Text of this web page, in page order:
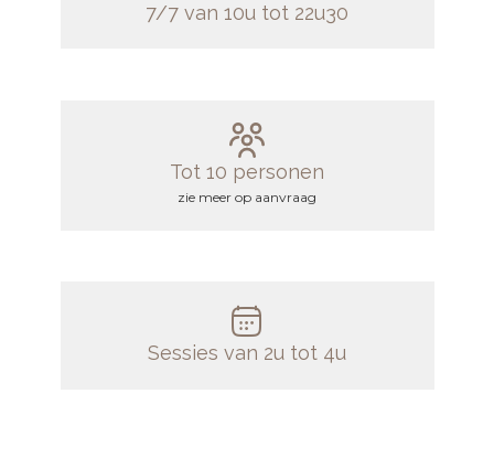
7/7 van 10u tot 22u30
Tot 10 personen
zie meer op aanvraag
Sessies van 2u tot 4u